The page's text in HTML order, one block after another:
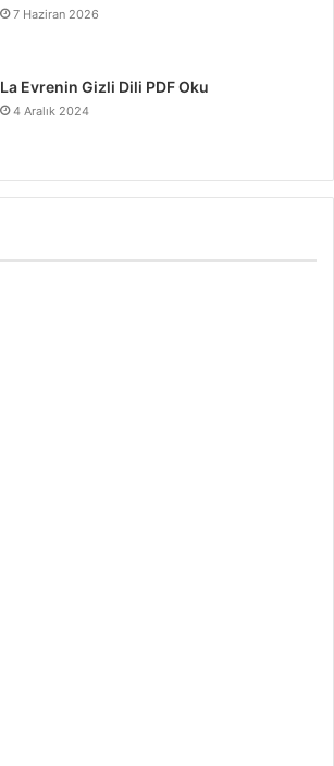
7 Haziran 2026
La Evrenin Gizli Dili PDF Oku
4 Aralık 2024